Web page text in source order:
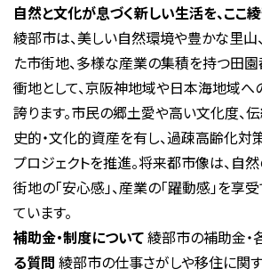
自然と文化が息づく新しい生活を、ここ
綾部市は、美しい自然環境や豊かな里山
た市街地、多様な産業の集積を持つ田園
衝地として、京阪神地域や日本海地域へ
誇ります。市民の郷土愛や高い文化度、
史的・文化的資産を有し、過疎高齢化対
プロジェクトを推進。将来都市像は、自然
街地の「安心感」、産業の「躍動感」を享
ています。
補助金・制度について綾部市の補助金・
る質問 綾部市の仕事さがしや移住に関